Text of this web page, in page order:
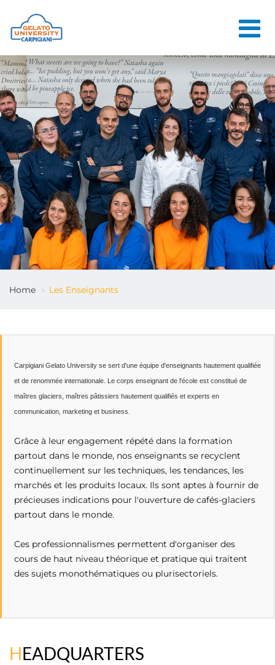
HOME
L'ÉCOLE
COURS EN
LIGNE
COURS
CONSEILS
CONTACTS
LOGIN
FR
Home Les Enseignants
Carpigiani Gelato University se sert d'une équipe d'enseignants hautement qualifiée
et de renommée internationale. Le corps enseignant de l'école est constitué de
maîtres glaciers, maîtres pâtissiers hautement qualifiés et experts en
communication, marketing et business.
Grâce à leur engagement répété dans la formation
partout dans le monde, nos enseignants se recyclent
continuellement sur les techniques, les tendances, les
marchés et les produits locaux. Ils sont aptes à fournir de
précieuses indications pour l'ouverture de cafés-glaciers
partout dans le monde.
Ces professionnalismes permettent d'organiser des
cours de haut niveau théorique et pratique qui traitent
des sujets monothématiques ou plurisectoriels.
HEADQUARTERS